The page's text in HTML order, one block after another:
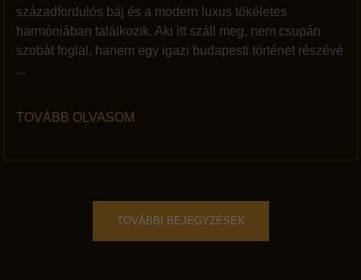
századfordulós báj és a modern luxus tökéletes
harmóniában találkozik. Aki itt száll meg, nem csupán
szobát foglal, hanem egy igazi budapesti történet részévé
...
TOVÁBB OLVASOM
TOVÁBBI BEJEGYZÉSEK